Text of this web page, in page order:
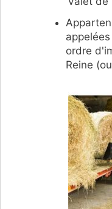
ordre
Reine